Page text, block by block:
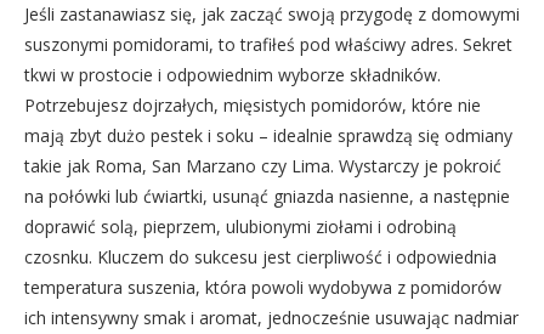
Jeśli zastanawiasz się, jak zacząć swoją przygodę z domowymi
suszonymi pomidorami, to trafiłeś pod właściwy adres. Sekret
tkwi w prostocie i odpowiednim wyborze składników.
Potrzebujesz dojrzałych, mięsistych pomidorów, które nie
mają zbyt dużo pestek i soku – idealnie sprawdzą się odmiany
takie jak Roma, San Marzano czy Lima. Wystarczy je pokroić
na połówki lub ćwiartki, usunąć gniazda nasienne, a następnie
doprawić solą, pieprzem, ulubionymi ziołami i odrobiną
czosnku. Kluczem do sukcesu jest cierpliwość i odpowiednia
temperatura suszenia, która powoli wydobywa z pomidorów
ich intensywny smak i aromat, jednocześnie usuwając nadmiar